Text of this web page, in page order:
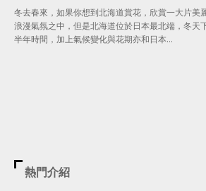
冬去春來，如果你想到北海道賞花，欣賞一大片美
浪漫氣氛之中，但是北海道位於日本最北端，冬天
半年時間，加上氣候變化與花期亦和日本…
熱門介紹